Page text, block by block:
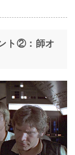
ト②：師オ